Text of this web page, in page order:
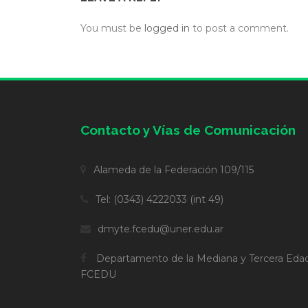
You must be logged in to post a comment.
Contacto y Vías de Comunicación
Alameda de la Federación 109/115
Tel: (0343) 4222033 (int 49)
dmyte.fcedu@uner.edu.ar
Departamento de la Mediana y Tercera
FCEDU